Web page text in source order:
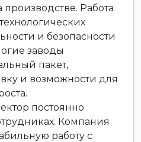
производстве. Работа
и безопасности
заводы
пакет,
и возможности для
постоянно
Компания
работу с